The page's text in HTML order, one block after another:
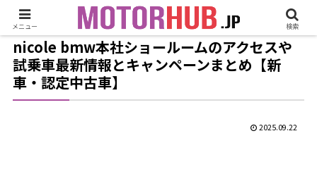
nicole bmw本社ショールームのアクセスや
試乗車最新情報とキャンペーンまとめ【新
車・認定中古車】
2025.09.22
メニュー 検索